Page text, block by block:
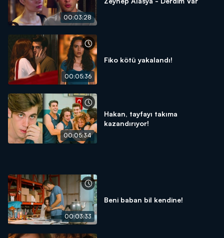
00:03:28
00:05:36
Fiko kötü yakalandı!
00:05:34
Hakan, tayfayı takıma
kazandırıyor!
00:03:33
Beni baban bil kendine!